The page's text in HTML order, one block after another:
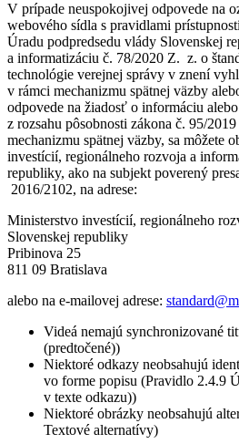
V prípade neuspokojivej odpovede na
webového sídla s pravidlami
Úradu podpredsedu vlády Slovenskej
a informatizáciu č. 78/2020 Z. z. o
technológie verejnej správy v znení
v rámci mechanizmu spätnej väzby
odpovede na žiadosť o informáciu
z rozsahu pôsobnosti zákona č. 95/
mechanizmu spätnej väzby, sa môžete
investícií, regionálneho rozvoja a
republiky, ako na subjekt poverený
2016/2102, na adrese:
Ministerstvo investícií, regionálneho
Slovenskej republiky
Pribinova 25
811 09 Bratislava
alebo na e-mailovej adrese:
Videá nemajú synchronizované
(predtočené))
Niektoré odkazy neobsahujú
vo forme popisu (Pravidlo 2.4.9
v texte odkazu))
Niektoré obrázky neobsahujú
Textové alternatívy)